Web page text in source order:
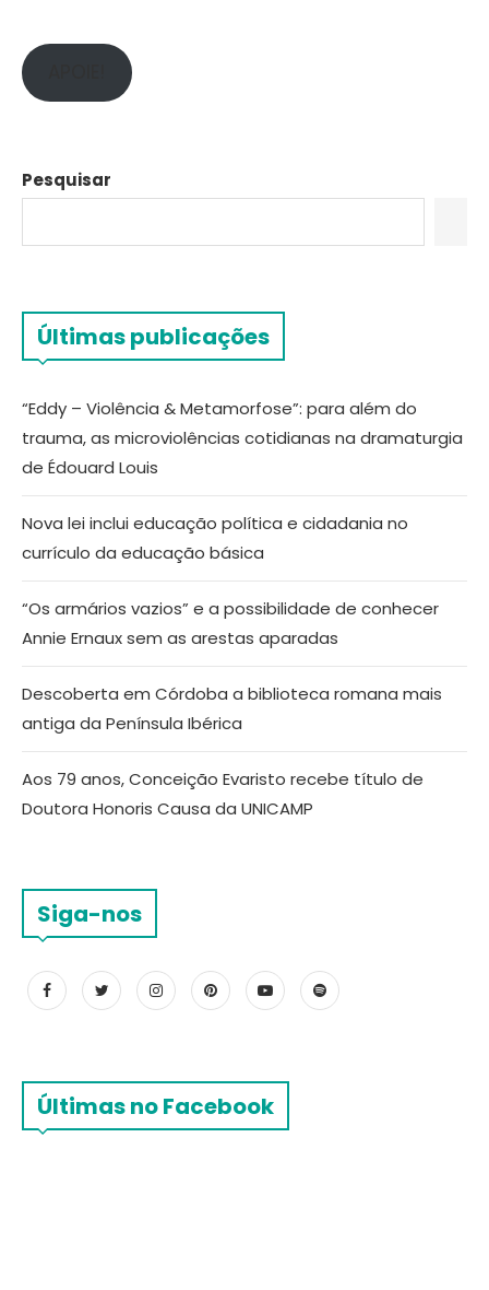
Pesquisar
Últimas publicações
“Eddy – Violência & Metamorfose”: para além do
trauma, as microviolências cotidianas na dramaturgia
de Édouard Louis
Nova lei inclui educação política e cidadania no
currículo da educação básica
“Os armários vazios” e a possibilidade de conhecer
Annie Ernaux sem as arestas aparadas
Descoberta em Córdoba a biblioteca romana mais
antiga da Península Ibérica
Aos 79 anos, Conceição Evaristo recebe título de
Doutora Honoris Causa da UNICAMP
Siga-nos
Últimas no Facebook